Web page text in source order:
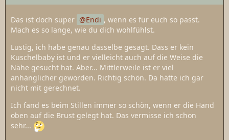
Das ist doch super Endi , wenn es für euch so passt.
Mach es so lange, wie du dich wohlfühlst.
Lustig, ich habe genau dasselbe gesagt. Dass er kein
Kuschelbaby ist und er vielleicht auch auf die Weise die
Nähe gesucht hat. Aber... Mittlerweile ist er viel
anhänglicher geworden. Richtig schön. Da hätte ich gar
nicht mit gerechnet.
Ich fand es beim Stillen immer so schön, wenn er die Hand
oben auf die Brust gelegt hat. Das vermisse ich schon
sehr...